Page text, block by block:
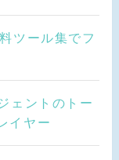
ツール集でフ
ェントのトー
イヤー